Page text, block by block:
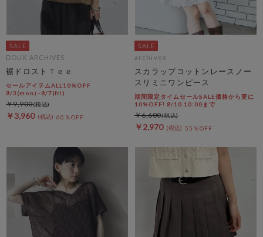
DOUX ARCHIVES
裾ドロストＴｅｅ
セールアイテムALL10%OFF
8/3(mon)~8/7(fri)
￥3,960 60％OFF
￥9,900
archives
スカラップコットンレースノー
スリミニワンピース
期間限定タイムセールSALE価格から更に
10%OFF! 8/10 10:00まで
￥2,970 55％OFF
￥6,600